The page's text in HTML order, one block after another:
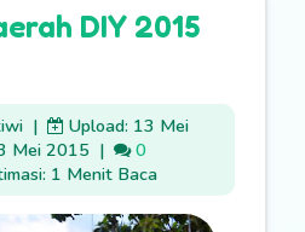
DIY 2015
|
Upload: 13 Mei
Mei 2015 |
0
1 Menit Baca